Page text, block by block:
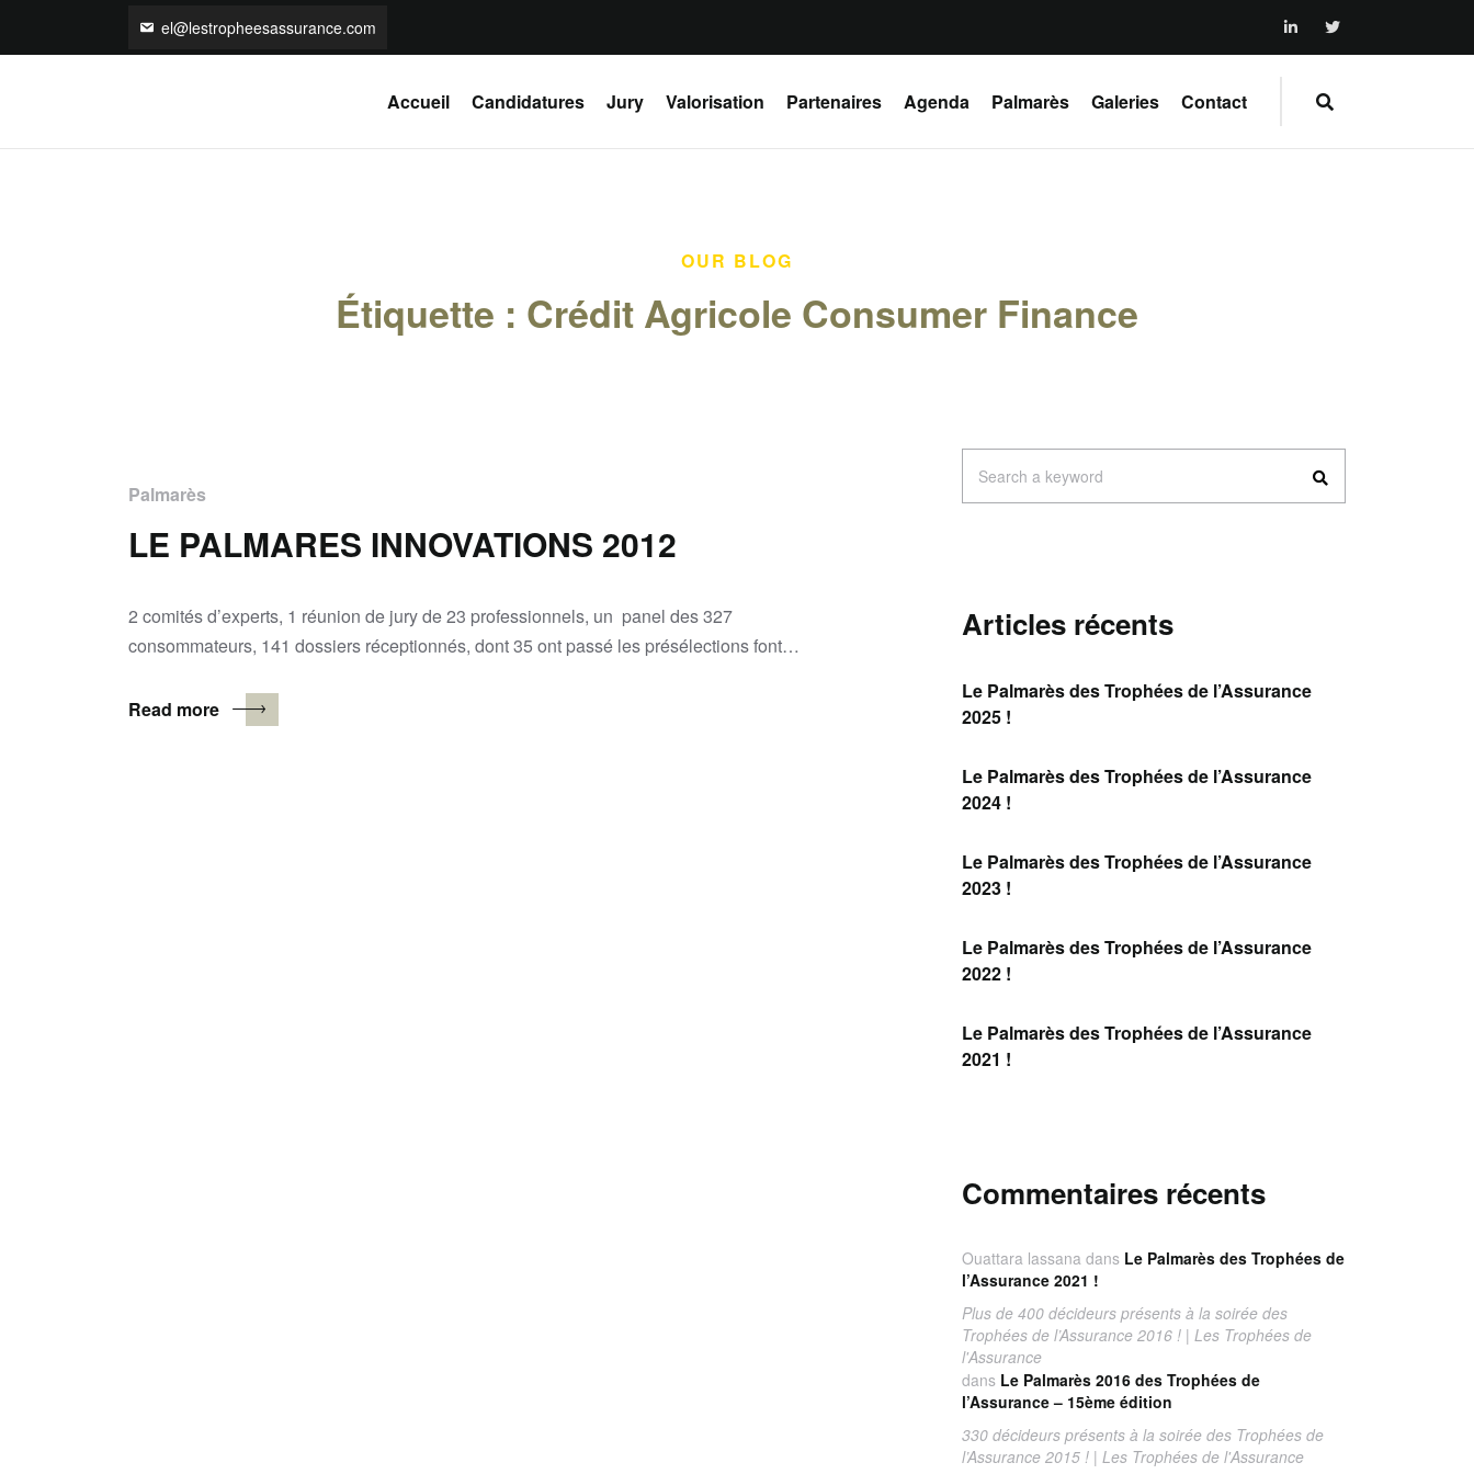
el@lestropheesassurance.com
Accueil Candidatures Jury Valorisation Partenaires Agenda Palmarès Galeries Contact
OUR BLOG
Étiquette : Crédit Agricole Consumer Finance
Palmarès
LE PALMARES INNOVATIONS 2012
2 comités d’experts, 1 réunion de jury de 23 professionnels, un panel des 327
consommateurs, 141 dossiers réceptionnés, dont 35 ont passé les présélections font…
Read more
for:Search a keyword
Articles récents
Le Palmarès des Trophées de l’Assurance
2025 !
Le Palmarès des Trophées de l’Assurance
2024 !
Le Palmarès des Trophées de l’Assurance
2023 !
Le Palmarès des Trophées de l’Assurance
2022 !
Le Palmarès des Trophées de l’Assurance
2021 !
Commentaires récents
Ouattara lassana dans Le Palmarès des Trophées de
l’Assurance 2021 !
Plus de 400 décideurs présents à la soirée des
Trophées de l’Assurance 2016 ! | Les Trophées de
l'Assurance
dans Le Palmarès 2016 des Trophées de
l’Assurance – 15ème édition
330 décideurs présents à la soirée des Trophées de
l’Assurance 2015 ! | Les Trophées de l'Assurance